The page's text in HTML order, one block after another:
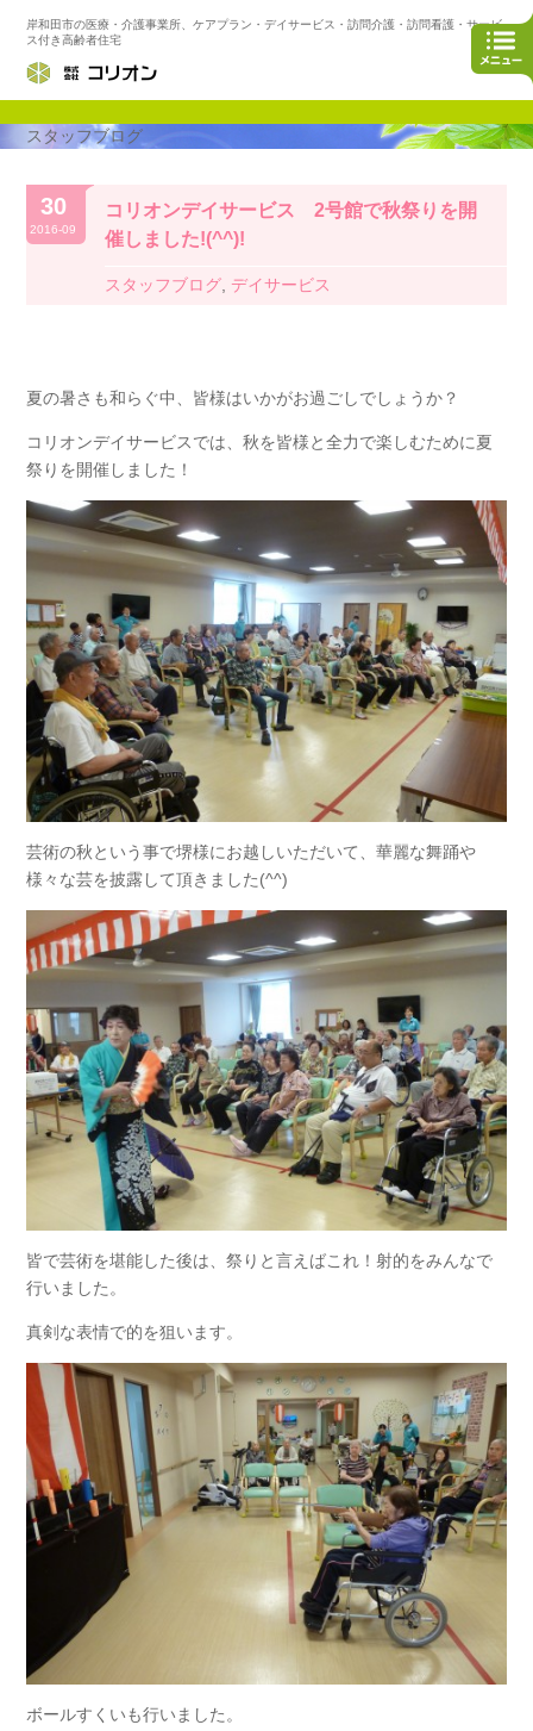
岸和田市の医療・介護事業所、ケアプラン・デイサービス・訪問介護・訪問看護・サービ
ス付き高齢者住宅
スタッフブログ
30
2016-09
コリオンデイサービス 2号館で秋祭りを開
催しました!(^^)!
スタッフブログ デイサービス
夏の暑さも和らぐ中、皆様はいかがお過ごしでしょうか？
コリオンデイサービスでは、秋を皆様と全力で楽しむために夏
祭りを開催しました！
芸術の秋という事で堺様にお越しいただいて、華麗な舞踊や
様々な芸を披露して頂きました(^^)
皆で芸術を堪能した後は、祭りと言えばこれ！射的をみんなで
行いました。
真剣な表情で的を狙います。
ボールすくいも行いました。